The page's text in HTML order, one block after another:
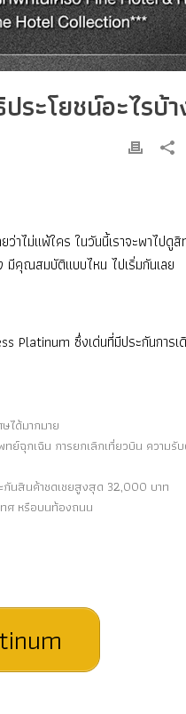
ระโยชน์อะไรบ้
ไม่แพ้ใคร ในวันนี้เราจะพาไปดูสิ
มีคุณสมบัติแบบไหน ไปเริ่มกันเลย
Platinum ซึ่งเด่นที่มีประกันการเ
ได้มากมาย
ทย์ฉุกเฉิน การยกเลิกเที่ยวบิน ความ
นสินค้าชดเชยสูงสุด 32,000 บาท
ทศ หรือบนท้องถนน